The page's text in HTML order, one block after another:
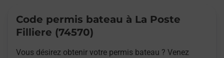
Code permis bateau à La Poste
Filliere (74570)
Vous désirez obtenir votre permis bateau ? Venez